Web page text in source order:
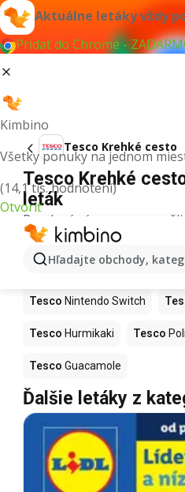
Aktuálne letáky vždy
Pridať do Chrome -
Kimbino
Všetky ponuky na jednom
(14,1 tis. hodnotení)
Otvoriť
Hľadajte obchody,
Tesco Krehké cesto
Tesco Krehké
leták
Pre daný výraz sme nenašli
Ďalšie produkty v
Tesco Kapor Tesco
Tesco Nintendo Switch
Tesco Hurmikaki Tesco
Tesco Guacamole
Ďalšie letáky z